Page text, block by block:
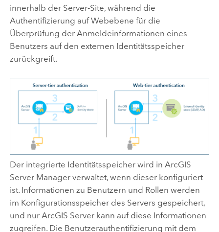
innerhalb der Server-Site, während die
Authentifizierung auf Webebene für die
Überprüfung der Anmeldeinformationen eines
Benutzers auf den externen Identitätsspeicher
zurückgreift.
Der integrierte Identitätsspeicher wird in ArcGIS
Server Manager verwaltet, wenn dieser konfiguriert
ist. Informationen zu Benutzern und Rollen werden
im Konfigurationsspeicher des Servers gespeichert,
und nur ArcGIS Serverkann auf diese Informationen
zugreifen. Die Benutzerauthentifizierung mit dem